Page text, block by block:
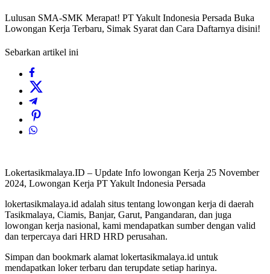
Lulusan SMA-SMK Merapat! PT Yakult Indonesia Persada Buka
Lowongan Kerja Terbaru, Simak Syarat dan Cara Daftarnya disini!
Sebarkan artikel ini
Lokertasikmalaya.ID – Update Info lowongan Kerja 25 November
2024, Lowongan Kerja PT Yakult Indonesia Persada
lokertasikmalaya.id adalah situs tentang lowongan kerja di daerah
Tasikmalaya, Ciamis, Banjar, Garut, Pangandaran, dan juga
lowongan kerja nasional, kami mendapatkan sumber dengan valid
dan terpercaya dari HRD HRD perusahan.
Simpan dan bookmark alamat lokertasikmalaya.id untuk
mendapatkan loker terbaru dan terupdate setiap harinya.